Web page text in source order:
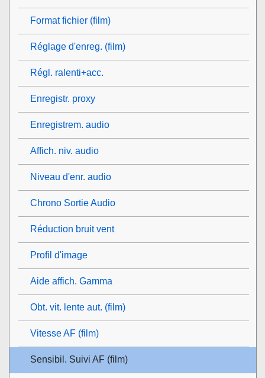
Format fichier (film)
Réglage d'enreg. (film)
Régl. ralenti+acc.
Enregistr. proxy
Enregistrem. audio
Affich. niv. audio
Niveau d'enr. audio
Chrono Sortie Audio
Réduction bruit vent
Profil d'image
Aide affich. Gamma
Obt. vit. lente aut. (film)
Vitesse AF (film)
Sensibil. Suivi AF (film)